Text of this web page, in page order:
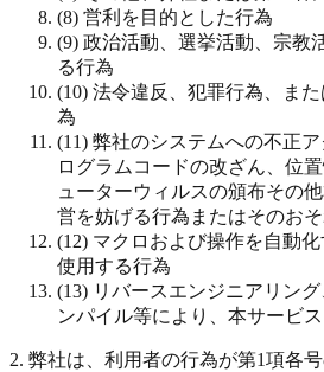
(8) 営利を目的とした行為
(9) 政治活動、選挙活動、宗教
る行為
(10) 法令違反、犯罪行為、ま
為
(11) 弊社のシステムへの不正
ログラムコードの改ざん、位
ューターウィルスの頒布その
営を妨げる行為またはそのお
(12) マクロおよび操作を自動
使用する行為
(13) リバースエンジニアリン
ンパイル等により、本サービ
2. 弊社は、利用者の行為が第1項各